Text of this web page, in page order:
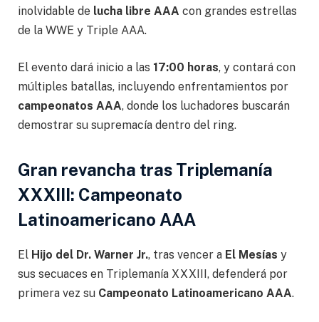
inolvidable de lucha libre AAA con grandes estrellas
de la WWE y Triple AAA.
El evento dará inicio a las 17:00 horas, y contará con
múltiples batallas, incluyendo enfrentamientos por
campeonatos AAA, donde los luchadores buscarán
demostrar su supremacía dentro del ring.
Gran revancha tras Triplemanía
XXXIII: Campeonato
Latinoamericano AAA
El Hijo del Dr. Warner Jr., tras vencer a El Mesías y
sus secuaces en Triplemanía XXXIII, defenderá por
primera vez su Campeonato Latinoamericano AAA.